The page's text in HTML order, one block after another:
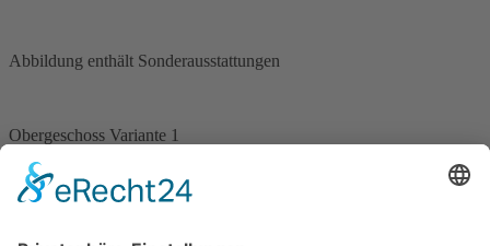
Abbildung enthält Sonderausstattungen
Obergeschoss Variante 1